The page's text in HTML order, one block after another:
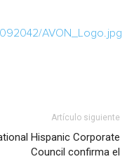
AVON_Logo.jpg
Artículo siguiente
Hispanic Corporate
Council confirma el